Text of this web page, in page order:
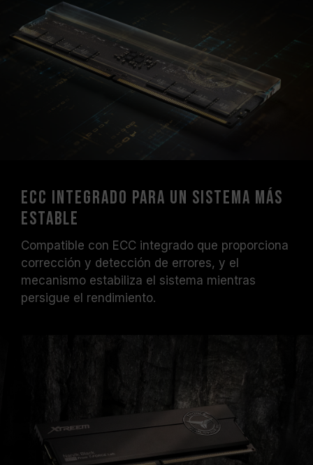
ECC integrado para un sistema más
estable
Compatible con ECC integrado que proporciona
corrección y detección de errores, y el
mecanismo estabiliza el sistema mientras
persigue el rendimiento.